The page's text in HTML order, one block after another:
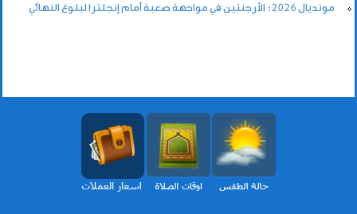
مونديال 2026: الأرجنتين في مواجهة صعبة أمام إنجلترا لبلوغ النهائي